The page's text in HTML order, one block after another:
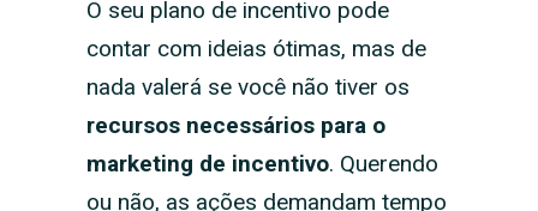
O seu plano de incentivo pode
contar com ideias ótimas, mas de
nada valerá se você não tiver os
recursos necessários para o
marketing de incentivo. Querendo
ou não, as ações demandam tempo